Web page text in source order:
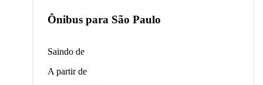
Ônibus para São Paulo
Saindo de
A partir de